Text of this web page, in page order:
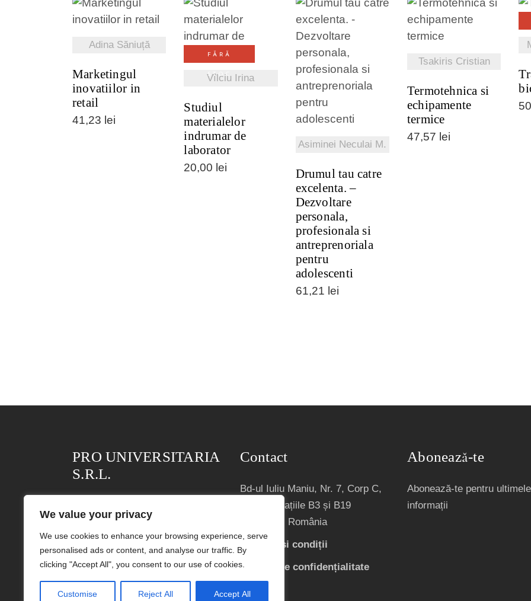
We value your privacy
We use cookies to enhance your browsing experience, serve
personalised ads or content, and analyse our traffic. By
clicking "Accept All", you consent to our use of cookies.
Customise Reject All Accept All
Adina Săniuță
VEZI DETALII
Marketingul
inovatiilor in
retail
41,23 lei
FĂRĂ
STOC
Vîlciu Irina
VEZI DETALII
Studiul
materialelor
indrumar de
laborator
20,00 lei
Asiminei Neculai M.
VEZI DETALII
Drumul tau catre
excelenta. –
Dezvoltare
personala,
profesionala si
antreprenoriala
pentru
adolescenti
61,21 lei
Tsakiris Cristian
VEZI DETALII
Termotehnica si
echipamente
termice
47,57 lei
PRO UNIVERSITARIA
S.R.L.
Condiții generale de vânzare
Contact
Bd-ul Iuliu Maniu, Nr. 7, Corp C,
Parter, Spațiile B3 și B19
București, România
Termeni și condiții
Politică de confidențialitate
Abonează-te
Abonează-te pentru ultimele
informații